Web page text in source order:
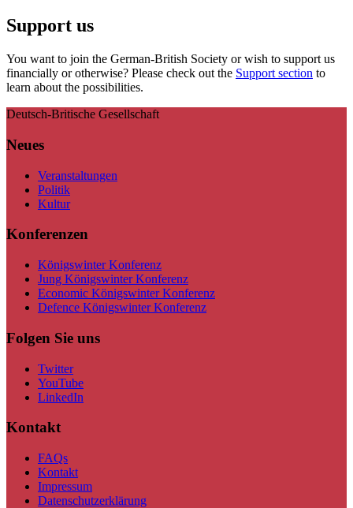
Support us
You want to join the German-British Society or wish to support us
financially or otherwise? Please check out the Support section to
learn about the possibilities.
Deutsch-Britische Gesellschaft
Neues
Veranstaltungen
Politik
Kultur
Konferenzen
Königswinter Konferenz
Jung Königswinter Konferenz
Economic Königswinter Konferenz
Defence Königswinter Konferenz
Folgen Sie uns
Twitter
YouTube
LinkedIn
Kontakt
FAQs
Kontakt
Impressum
Datenschutzerklärung